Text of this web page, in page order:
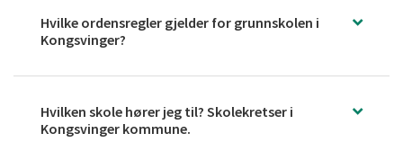
Hvilke ordensregler gjelder for grunnskolen i
Kongsvinger?
Hvilken skole hører jeg til? Skolekretser i
Kongsvinger kommune.